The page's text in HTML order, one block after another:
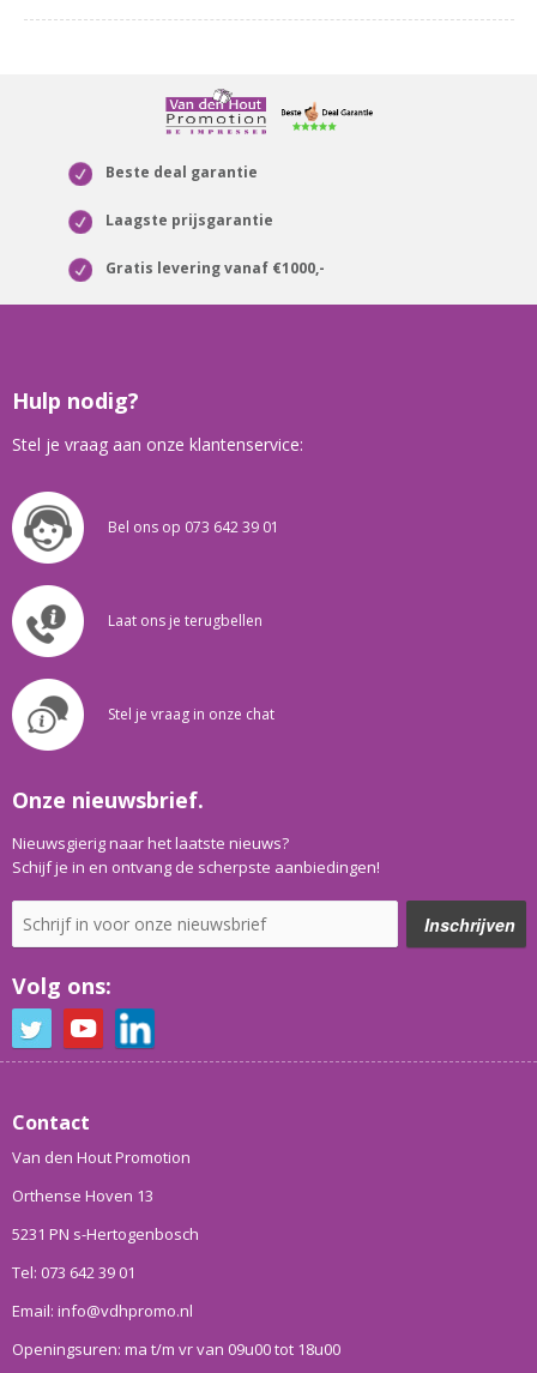
Beste deal garantie
Laagste prijsgarantie
Gratis levering vanaf €1000,-
Hulp nodig?
Stel je vraag aan onze klantenservice:
Bel ons op 073 642 39 01
Laat ons je terugbellen
Stel je vraag in onze chat
Onze nieuwsbrief.
Nieuwsgierig naar het laatste nieuws?
Schijf je in en ontvang de scherpste aanbiedingen!
Volg ons:
Contact
Van den Hout Promotion
Orthense Hoven 13
5231 PN s-Hertogenbosch
Tel: 073 642 39 01
Email: info@vdhpromo.nl
Openingsuren: ma t/m vr van 09u00 tot 18u00